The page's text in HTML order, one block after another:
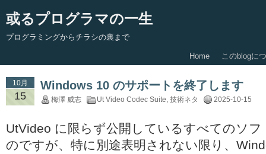
或るプログラマの一生
プログラミングからチラシの裏まで
Home このblogに
10月
15
Windows 10 のサポートを終了します
梅澤 威志 Ut Video Codec Suite, 技術ネタ 2025-10-15
UtVideo に限らず公開しているすべてのソ
のですが、特に別途表明されない限り、